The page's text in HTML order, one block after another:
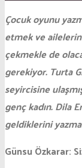
Çocuk oyunu
etmek ve
çekmekle de
gerekiyor. Turta
seyircisine
genç kadın. Dila
geldiklerini
Günsu Özkarar: